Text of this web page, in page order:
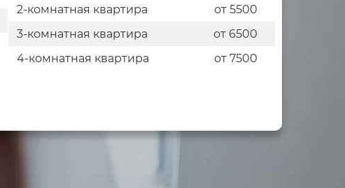
2-комнатная квартира
от 5500
3-комнатная квартира
от 6500
4-комнатная квартира
от 7500